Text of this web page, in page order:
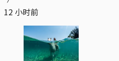
12 小时前